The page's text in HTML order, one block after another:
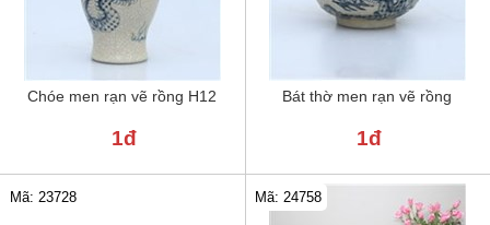
Chóe men rạn vẽ rồng H12
1đ
Bát thờ men rạn vẽ rồng
1đ
Mã: 23728 Mã: 24758